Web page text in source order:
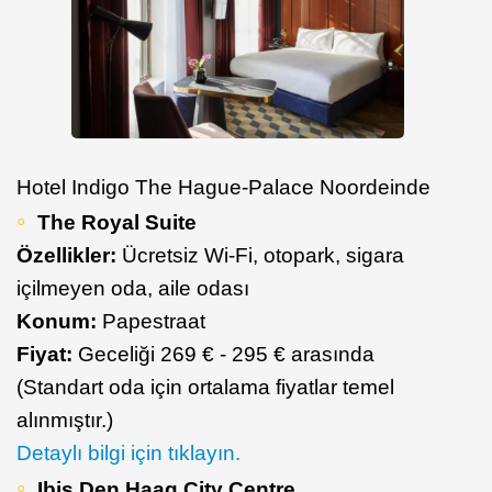
Hotel Indigo The Hague-Palace Noordeinde
The Royal Suite
Özellikler: Ücretsiz Wi-Fi, otopark, sigara
içilmeyen oda, aile odası
Konum: Papestraat
Fiyat: Geceliği 269 € - 295 € arasında
(Standart oda için ortalama fiyatlar temel
alınmıştır.)
Detaylı bilgi için tıklayın.